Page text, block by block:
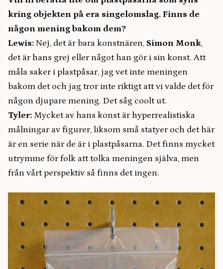
kring objekten på era singelomslag. Finns de
någon mening bakom dem?
Lewis: Nej, det är bara konstnären, Simon Monk,
det är hans grej eller något han gör i sin konst. Att
måla saker i plastpåsar, jag vet inte meningen
bakom det och jag tror inte riktigt att vi valde det för
någon djupare mening. Det såg coolt ut.
Tyler: Mycket av hans konst är hyperrealistiska
målningar av figurer, liksom små statyer och det här
är en serie när de är i plastpåsarna. Det finns mycket
utrymme för folk att tolka meningen själva, men
från vårt perspektiv så finns det ingen.